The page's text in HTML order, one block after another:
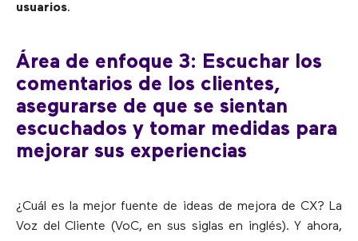
usuarios.
Área de enfoque 3: Escuchar los
comentarios de los clientes,
asegurarse de que se sientan
escuchados y tomar medidas para
mejorar sus experiencias
¿Cuál es la mejor fuente de ideas de mejora de CX? La
Voz del Cliente (VoC, en sus siglas en inglés). Y ahora,